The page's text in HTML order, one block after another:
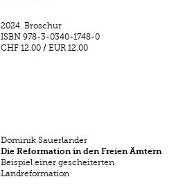
2024. Broschur
ISBN 978-3-0340-1748-0
CHF 12.00 /EUR 12.00
Dominik Sauerländer
Die Reformation in den Freien Ämtern
Beispiel einer gescheiterten
Landreformation